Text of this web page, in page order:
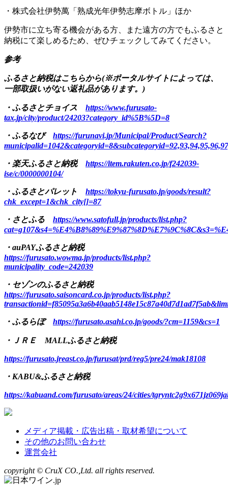
・株式会社伊勢萬「熟成光年伊勢志摩ボトル」ほか
伊勢市に立ち寄る機会がある方、また遠方の方でもふるさと
納税にて楽しめるため、ぜひチェックしてみてください。
参考
ふるさと納税はこちらから(※ポータルサイトによっては、
一部取扱いがない返礼品があります。)
・ふるさとチョイス https://www.furusato-
tax.jp/city/product/24203?category_id%5B%5D=8
・ふるなび https://furunavi.jp/Municipal/Product/Search?
・楽天ふるさと納税 https://item.rakuten.co.jp/f242039-
ise/c/0000000104/
・ふるさとパレット https://tokyu-furusato.jp/goods/result?
chk_except=1&chk_city[]=87
・さとふる https://www.satofull.jp/products/list.php?
・auPAYふるさと納税
https://furusato.wowma.jp/products/list.php?
municipality_code=242039
・セゾンのふるさと納税
https://furusato.saisoncard.co.jp/products/list.php?
・ふるらぼ https://furusato.asahi.co.jp/goods/?cm=1159&cs=1
・ＪＲＥ MALLふるさと納税
https://furusato.jreast.co.jp/furusat/prd/reg5/pre24/mak18108
・KABU&ふるさと納税
https://kabuand.com/furusato/areas/24/cities/
メディア掲載・広告出稿・取材希望について
その他のお問い合わせ
運営会社
copyright © CruX CO.,Ltd. all rights reserved.